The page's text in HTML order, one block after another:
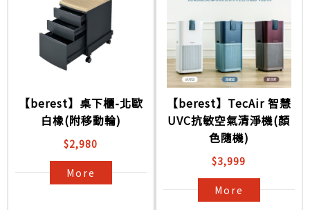
【berest】桌下櫃-北歐
白橡(附移動輪)
$2,980
More
【berest】TecAir 智慧
UVC抗敏空氣清淨機(顏
色隨機)
$3,999
More